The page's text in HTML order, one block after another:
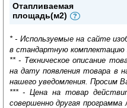
Отапливаемая
площадь(м2)
?
* - Используемые на сайте
в стандартную комплектацию
** - Техническое описание
на дату появления товара в
нашего уведомления. Просим
*** - Цена на товар
совершенно другая